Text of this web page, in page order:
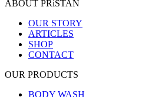
ABOUT PRiSTAN
OUR STORY
ARTICLES
SHOP
CONTACT
OUR PRODUCTS
BODY WASH